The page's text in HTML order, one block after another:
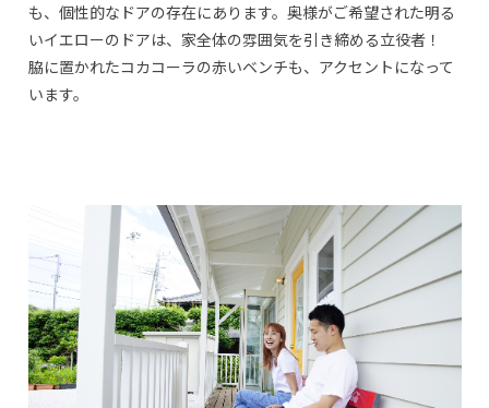
も、個性的なドアの存在にあります。奥様がご希望された明る
いイエローのドアは、家全体の雰囲気を引き締める立役者！
脇に置かれたコカコーラの赤いベンチも、アクセントになって
います。